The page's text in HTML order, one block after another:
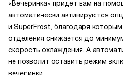
«Вечеринка» придет вам на
автоматически активируются
и SuperFrost, благодаря
отделения снижается до
скорость охлаждения. А
не позволит оставить режим
вечеринки.